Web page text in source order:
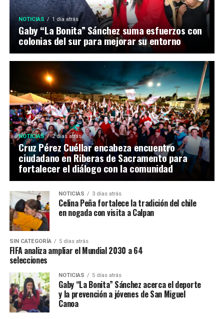
NOTICIAS 1 día atrás
Gaby “La Bonita” Sánchez suma esfuerzos con
colonias del sur para mejorar su entorno
NOTICIAS 2 días atrás
Cruz Pérez Cuéllar encabeza encuentro
ciudadano en Riberas de Sacramento para
fortalecer el diálogo con la comunidad
NOTICIAS 3 días atrás
Celina Peña fortalece la tradición del chile
en nogada con visita a Calpan
SIN CATEGORÍA 5 días atrás
FIFA analiza ampliar el Mundial 2030 a 64
selecciones
NOTICIAS 5 días atrás
Gaby “La Bonita” Sánchez acerca el deporte
y la prevención a jóvenes de San Miguel
Canoa